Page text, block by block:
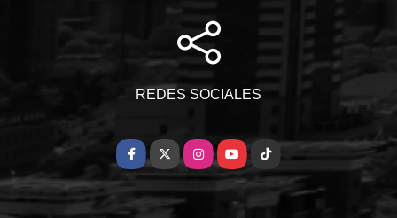
REDES SOCIALES
Facebook
X InstagramYouTubeTikTok